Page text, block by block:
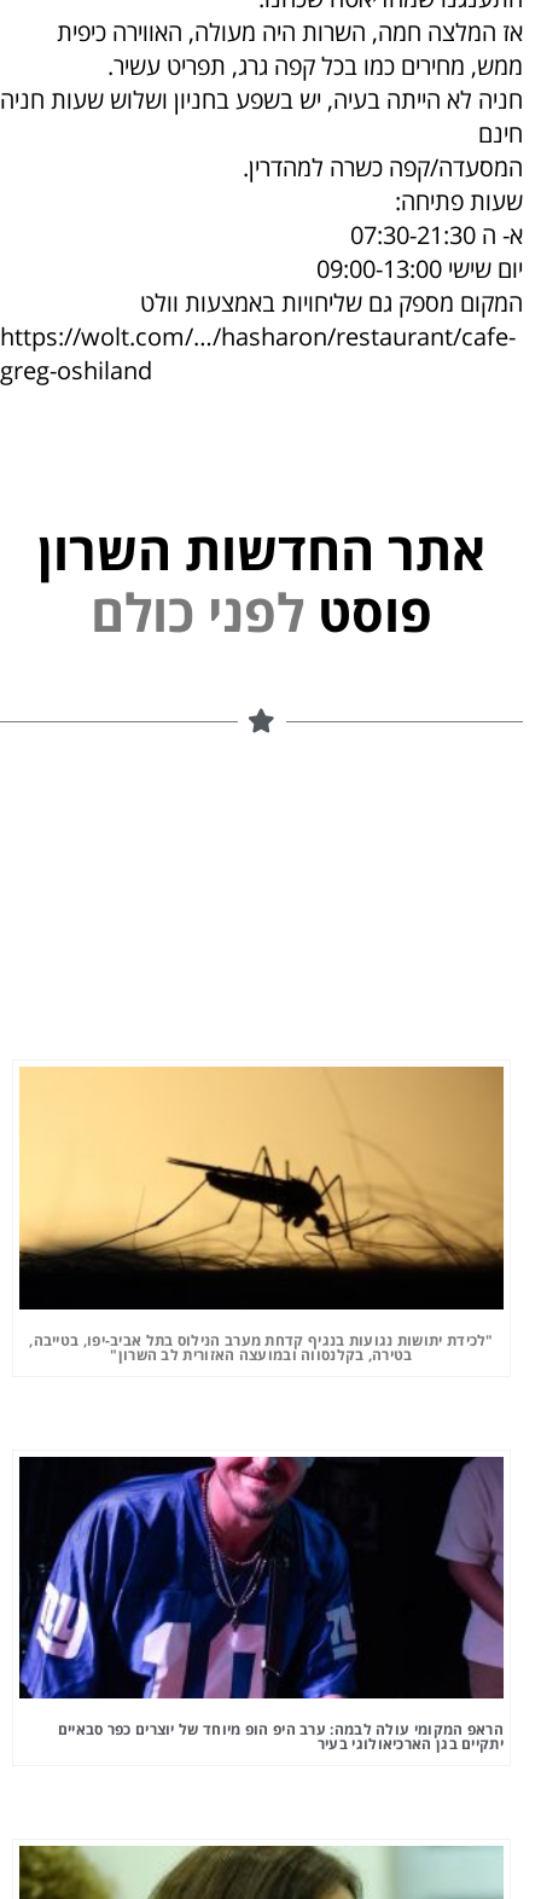
אז המלצה חמה, השרות היה מעולה, האווירה כיפית
ממש, מחירים כמו בכל קפה גרג, תפריט עשיר.
חניה לא הייתה בעיה, יש בשפע בחניון ושלוש שעות חניה
חינם
המסעדה/קפה כשרה למהדרין.
שעות פתיחה:
א- ה 07:30-21:30
יום שישי 09:00-13:00
המקום מספק גם שליחויות באמצעות וולט
https://wolt.com/…/hasharon/restaurant/cafe-
greg-oshiland
אתר החדשות השרון
פוסט
"לכידת יתושות נגועות בנגיף קדחת מערב הנילוס בתל אביב-יפו, בטייבה,
בטירה, בקלנסווה ובמועצה האזורית לב השרון"
הראפ המקומי עולה לבמה: ערב היפ הופ מיוחד של יוצרים כפר סבאיים
יתקיים בגן הארכיאולוגי בעיר